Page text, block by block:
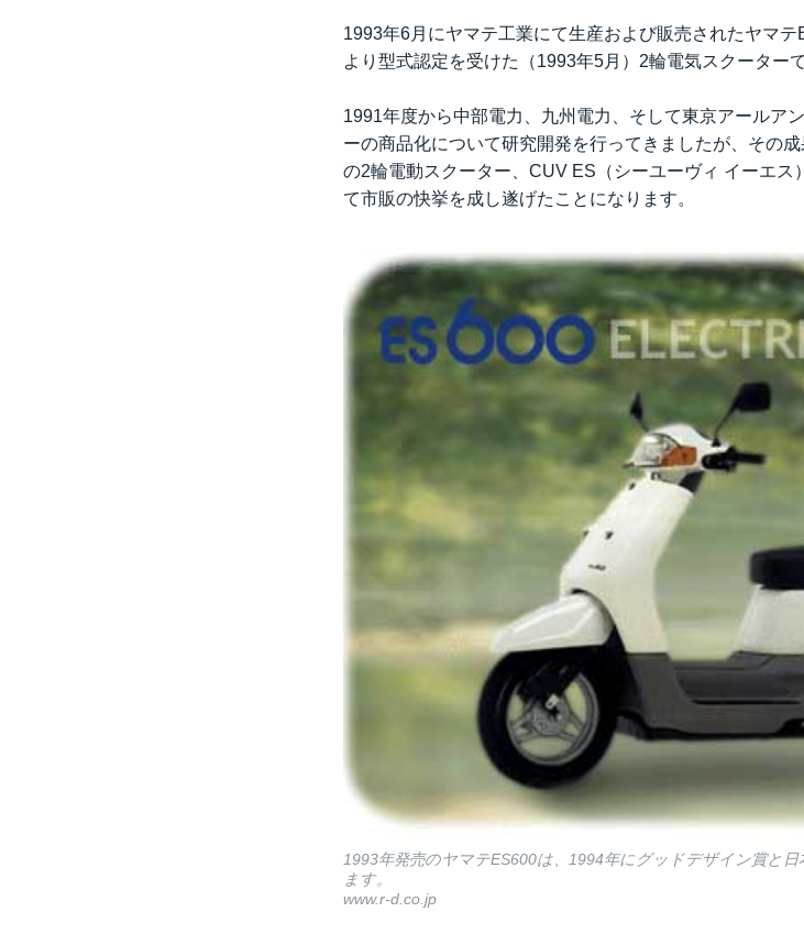
1993年6月にヤマテ工業にて生産および販売されたヤマ
より型式認定を受けた（1993年5月）2輪電気スクーターで
1991年度から中部電力、九州電力、そして東京アールア
ーの商品化について研究開発を行ってきましたが、その
の2輪電動スクーター、CUV ES（シーユーヴィ イーエス
て市販の快挙を成し遂げたことになります。
1993年発売のヤマテES600は、1994年にグッドデザイン賞と
ます。
www.r-d.co.jp